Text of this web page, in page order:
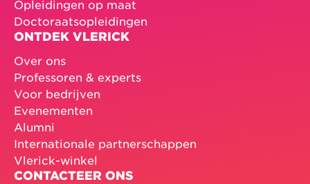
Opleidingen op maat
Doctoraatsopleidingen
ONTDEK VLERICK
Over ons
Professoren & experts
Voor bedrijven
Evenementen
Alumni
Internationale partnerschappen
Vlerick-winkel
CONTACTEER ONS